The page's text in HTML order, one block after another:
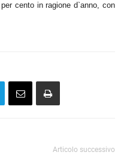
cento in ragione d`anno, con
Articolo successivo